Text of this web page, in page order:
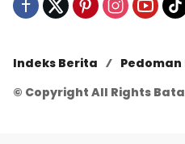
Indeks Berita
Pedoman
© Copyright All Rights